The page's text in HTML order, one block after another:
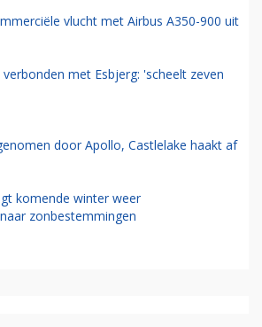
vlucht met Airbus A350-900 uit
met Esbjerg: 'scheelt zeven
door Apollo, Castlelake haakt af
komende winter weer
zonbestemmingen